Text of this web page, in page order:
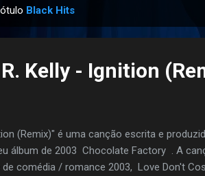
Black Hits
Kelly - Ignition
(Remix)" é uma canção escrita e
álbum de 2003 Chocolate Factory . A
de comédia / romance 2003, Love Don't